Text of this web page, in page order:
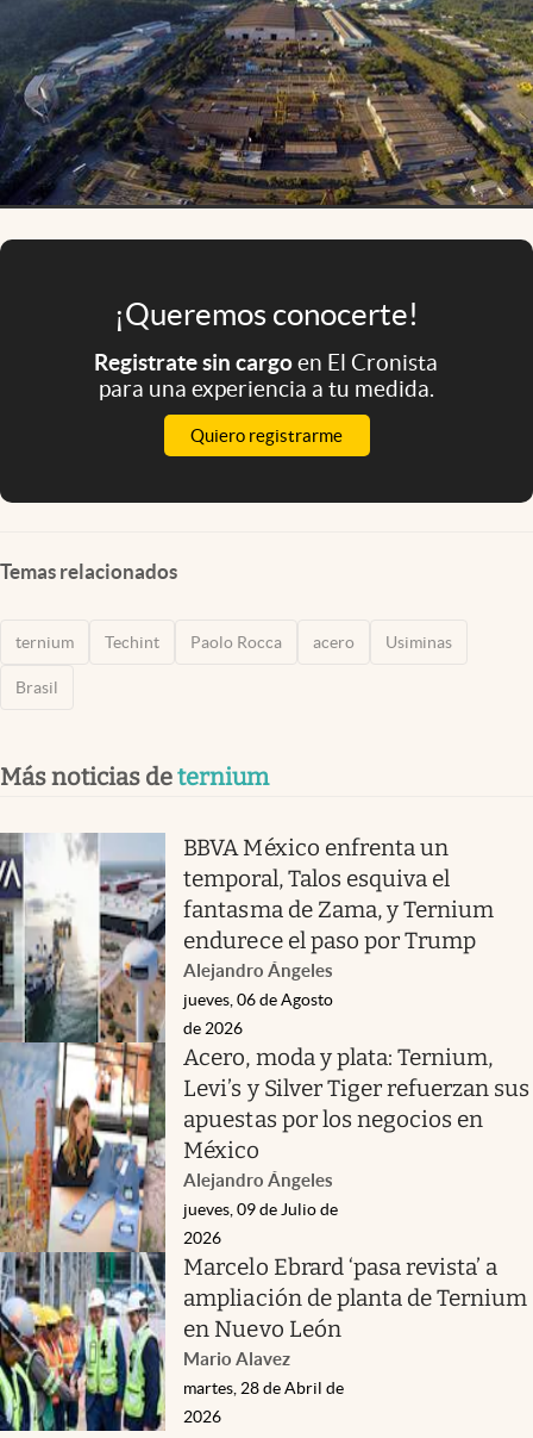
Eventos Corporativos
El Cronista Studio
Mediakit
abre en nueva pestaña
Argentina
¡Queremos conocerte!
Registrate sin cargoen El Cronista
para una experiencia a tu medida.
Quiero registrarme
Temas relacionados
ternium Techint Paolo Rocca acero Usiminas
Brasil
Más noticias deternium
BBVA México enfrenta un
temporal, Talos esquiva el
fantasma de Zama, y Ternium
endurece el paso por Trump
Alejandro Ángeles
jueves, 06 de Agosto
de 2026
Acero, moda y plata: Ternium,
Levi’s y Silver Tiger refuerzan sus
apuestas por los negocios en
México
Alejandro Ángeles
jueves, 09 de Julio de
2026
Marcelo Ebrard ‘pasa revista’ a
ampliación de planta de Ternium
en Nuevo León
Mario Alavez
martes, 28 de Abril de
2026